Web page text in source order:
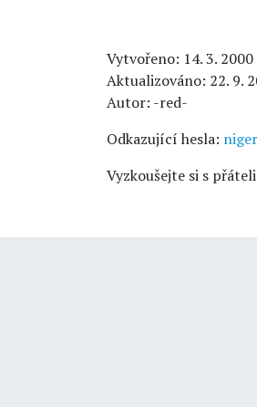
Vytvořeno: 14. 3. 2000
Aktualizováno: 22. 9.
Autor: -red-
Odkazující hesla:
Vyzkoušejte si s přáteli